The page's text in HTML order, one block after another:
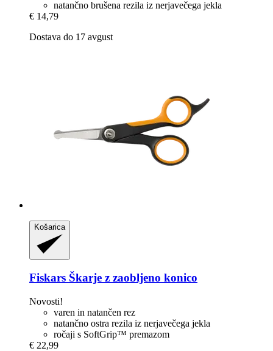
natančno brušena rezila iz nerjavečega jekla
€ 14,79
Dostava do 17 avgust
Košarica
Fiskars Škarje z zaobljeno konico
Novosti!
varen in natančen rez
natančno ostra rezila iz nerjavečega jekla
ročaji s SoftGrip™ premazom
€ 22,99